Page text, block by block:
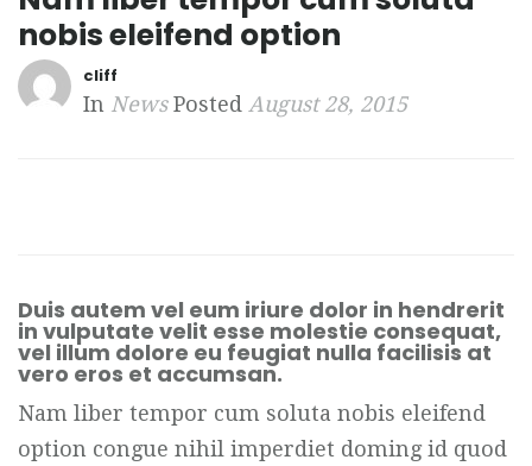
nobis eleifend option
cliff
In NewsPosted August 28, 2015
Duis autem vel eum iriure dolor in hendrerit
in vulputate velit esse molestie consequat,
vel illum dolore eu feugiat nulla facilisis at
vero eros et accumsan.
Nam liber tempor cum soluta nobis eleifend
option congue nihil imperdiet doming id quod